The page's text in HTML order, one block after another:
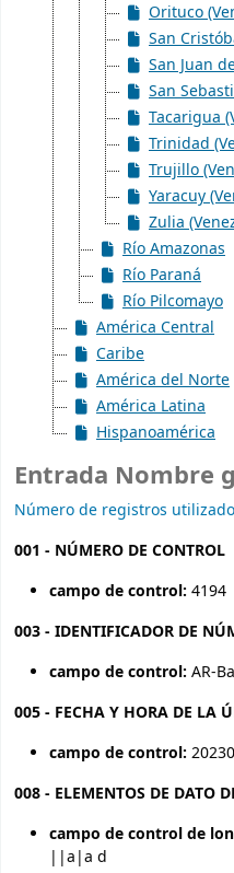
Orituco
San
San Juan
San
Tacarigua
Trinidad
Trujillo
Yaracuy
Zulia
Río Amazonas
Río Paraná
Río Pilcomayo
América Central
Caribe
América del Norte
América Latina
Hispanoamérica
Entrada Nombre
Número de registros
001 - NÚMERO DE CONTROL
campo de control: 4194
003 - IDENTIFICADOR DE
campo de control: AR-
005 - FECHA Y HORA DE LA
campo de control:
008 - ELEMENTOS DE DATO
campo de control de
||a|a d